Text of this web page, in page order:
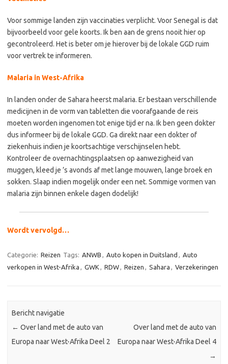
Voor sommige landen zijn vaccinaties verplicht. Voor Senegal is dat
bijvoorbeeld voor gele koorts. Ik ben aan de grens nooit hier op
gecontroleerd. Het is beter om je hierover bij de lokale GGD ruim
voor vertrek te informeren.
Malaria in West-Afrika
In landen onder de Sahara heerst malaria. Er bestaan verschillende
medicijnen in de vorm van tabletten die voorafgaande de reis
moeten worden ingenomen tot enige tijd er na. Ik ben geen dokter
dus informeer bij de lokale GGD. Ga direkt naar een dokter of
ziekenhuis indien je koortsachtige verschijnselen hebt.
Kontroleer de overnachtingsplaatsen op aanwezigheid van
muggen, kleed je ’s avonds af met lange mouwen, lange broek en
sokken. Slaap indien mogelijk onder een net. Sommige vormen van
malaria zijn binnen enkele dagen dodelijk!
Wordt vervolgd…
Categorie: Reizen Tags: ANWB , Auto kopen in Duitsland , Auto
verkopen in West-Afrika , GWK , RDW, Reizen , Sahara , Verzekeringen
Bericht navigatie
← Over land met de auto van
Europa naar West-Afrika Deel 2
Over land met de auto van
Europa naar West-Afrika Deel 4
→